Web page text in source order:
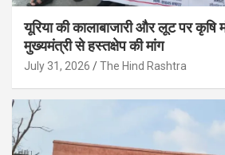
यूरिया की कालाबाजारी और लूट पर कृषि
मुख्यमंत्री से हस्तक्षेप की मांग
July 31, 2026 The Hind Rashtra